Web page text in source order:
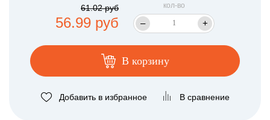
61.02 руб
56.99 руб
кол-во
– +
В корзину
Добавить в избранное В сравнение